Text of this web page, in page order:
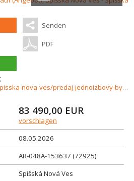
Senden
PDF
https://www.haloreality.sk/spisska-nova-ves/predaj-jednoizbovy-byt-spisska-nova-ves-za-hornadom---exkluzivne-halo-reality/72925
83 490,00 EUR
vorschlagen
08.05.2026
AR-048A-153637 (72925)
Spišská Nová Ves